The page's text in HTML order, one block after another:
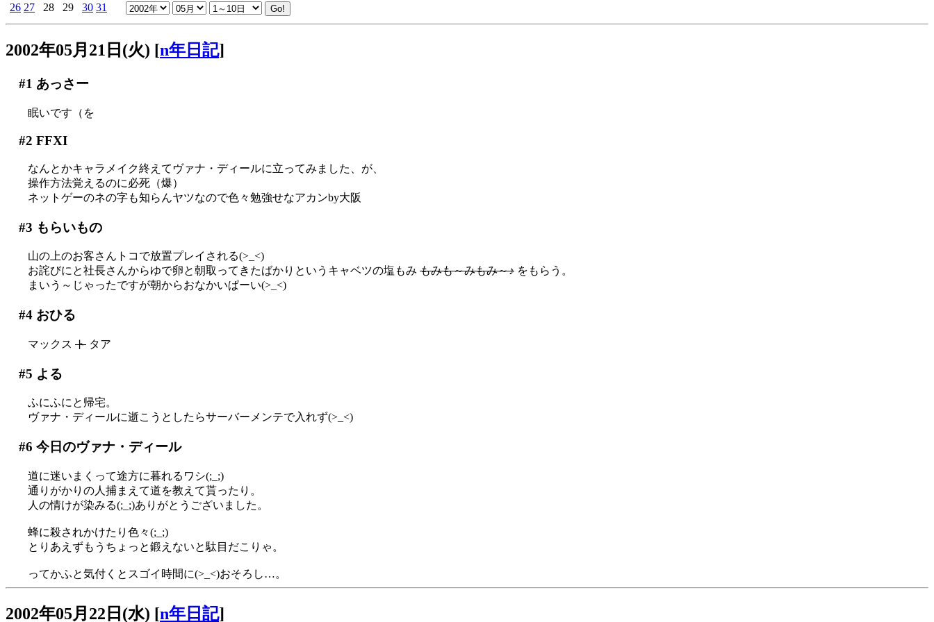
26 27 28 29 30 31
2002年05月21日(火) [n年日記]
#1 あっさー
眠いです（を
#2 FFXI
なんとかキャラメイク終えてヴァナ・ディールに立ってみました、が、
操作方法覚えるのに必死（爆）
ネットゲーのネの字も知らんヤツなので色々勉強せなアカンby大阪
#3 もらいもの
山の上のお客さんトコで放置プレイされる(>_<)
お詫びにと社長さんからゆで卵と朝取ってきたばかりというキャベツの塩もみ もみも～みもみ～♪ をもらう。
まいう～じゃったですが朝からおなかいぱーい(>_<)
#4おひる
マックス ト タア
#5 よる
ふにふにと帰宅。
ヴァナ・ディールに逝こうとしたらサーバーメンテで入れず(>_<)
#6 今日のヴァナ・ディール
道に迷いまくって途方に暮れるワシ(;_;)
通りがかりの人捕まえて道を教えて貰ったり。
人の情けが染みる(;_;)ありがとうございました。
蜂に殺されかけたり色々(;_;)
とりあえずもうちょっと鍛えないと駄目だこりゃ。
ってかふと気付くとスゴイ時間に(>_<)おそろし…。
2002年05月22日(水) [n年日記]